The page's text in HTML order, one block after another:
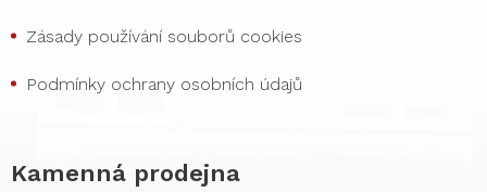
Zásady používání souborů cookies
Podmínky ochrany osobních údajů
Kamenná prodejna